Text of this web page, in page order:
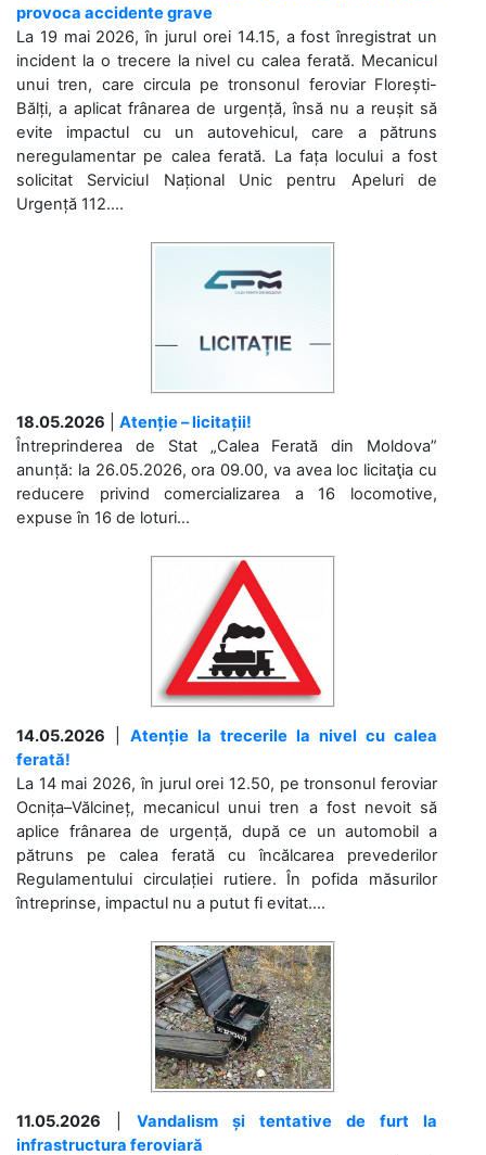
provoca accidente grave
La 19 mai 2026, în jurul orei 14.15, a fost înregistrat un
incident la o trecere la nivel cu calea ferată. Mecanicul
unui tren, care circula pe tronsonul feroviar Florești-
Bălți, a aplicat frânarea de urgență, însă nu a reușit să
evite impactul cu un autovehicul, care a pătruns
neregulamentar pe calea ferată. La fața locului a fost
solicitat Serviciul Național Unic pentru Apeluri de
Urgență 112....
18.05.2026
Atenție – licitații!
Întreprinderea de Stat „Calea Ferată din Moldova”
anunță: la 26.05.2026, ora 09.00, va avea loc licitaţia cu
reducere privind comercializarea a 16 locomotive,
expuse în 16 de loturi...
14.05.2026
Atenție la trecerile la nivel cu calea
ferată!
La 14 mai 2026, în jurul orei 12.50, pe tronsonul feroviar
Ocnița–Vălcineț, mecanicul unui tren a fost nevoit să
aplice frânarea de urgență, după ce un automobil a
pătruns pe calea ferată cu încălcarea prevederilor
Regulamentului circulației rutiere. În pofida măsurilor
întreprinse, impactul nu a putut fi evitat....
11.05.2026
Vandalism și tentative de furt la
infrastructura feroviară